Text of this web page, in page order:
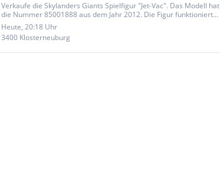
Verkaufe die Skylanders Giants Spielfigur "Jet-Vac". Das Modell hat
die Nummer 85001888 aus dem Jahr 2012. Die Figur funktioniert
einwandfrei mit allen gängigen Konsolen (Wii, Wii U, PS3, PS4, Xbox
360, Xbox One). Guter, gebrauchter Zustand wie auf den...
Heute, 20:18 Uhr
3400 Klosterneuburg